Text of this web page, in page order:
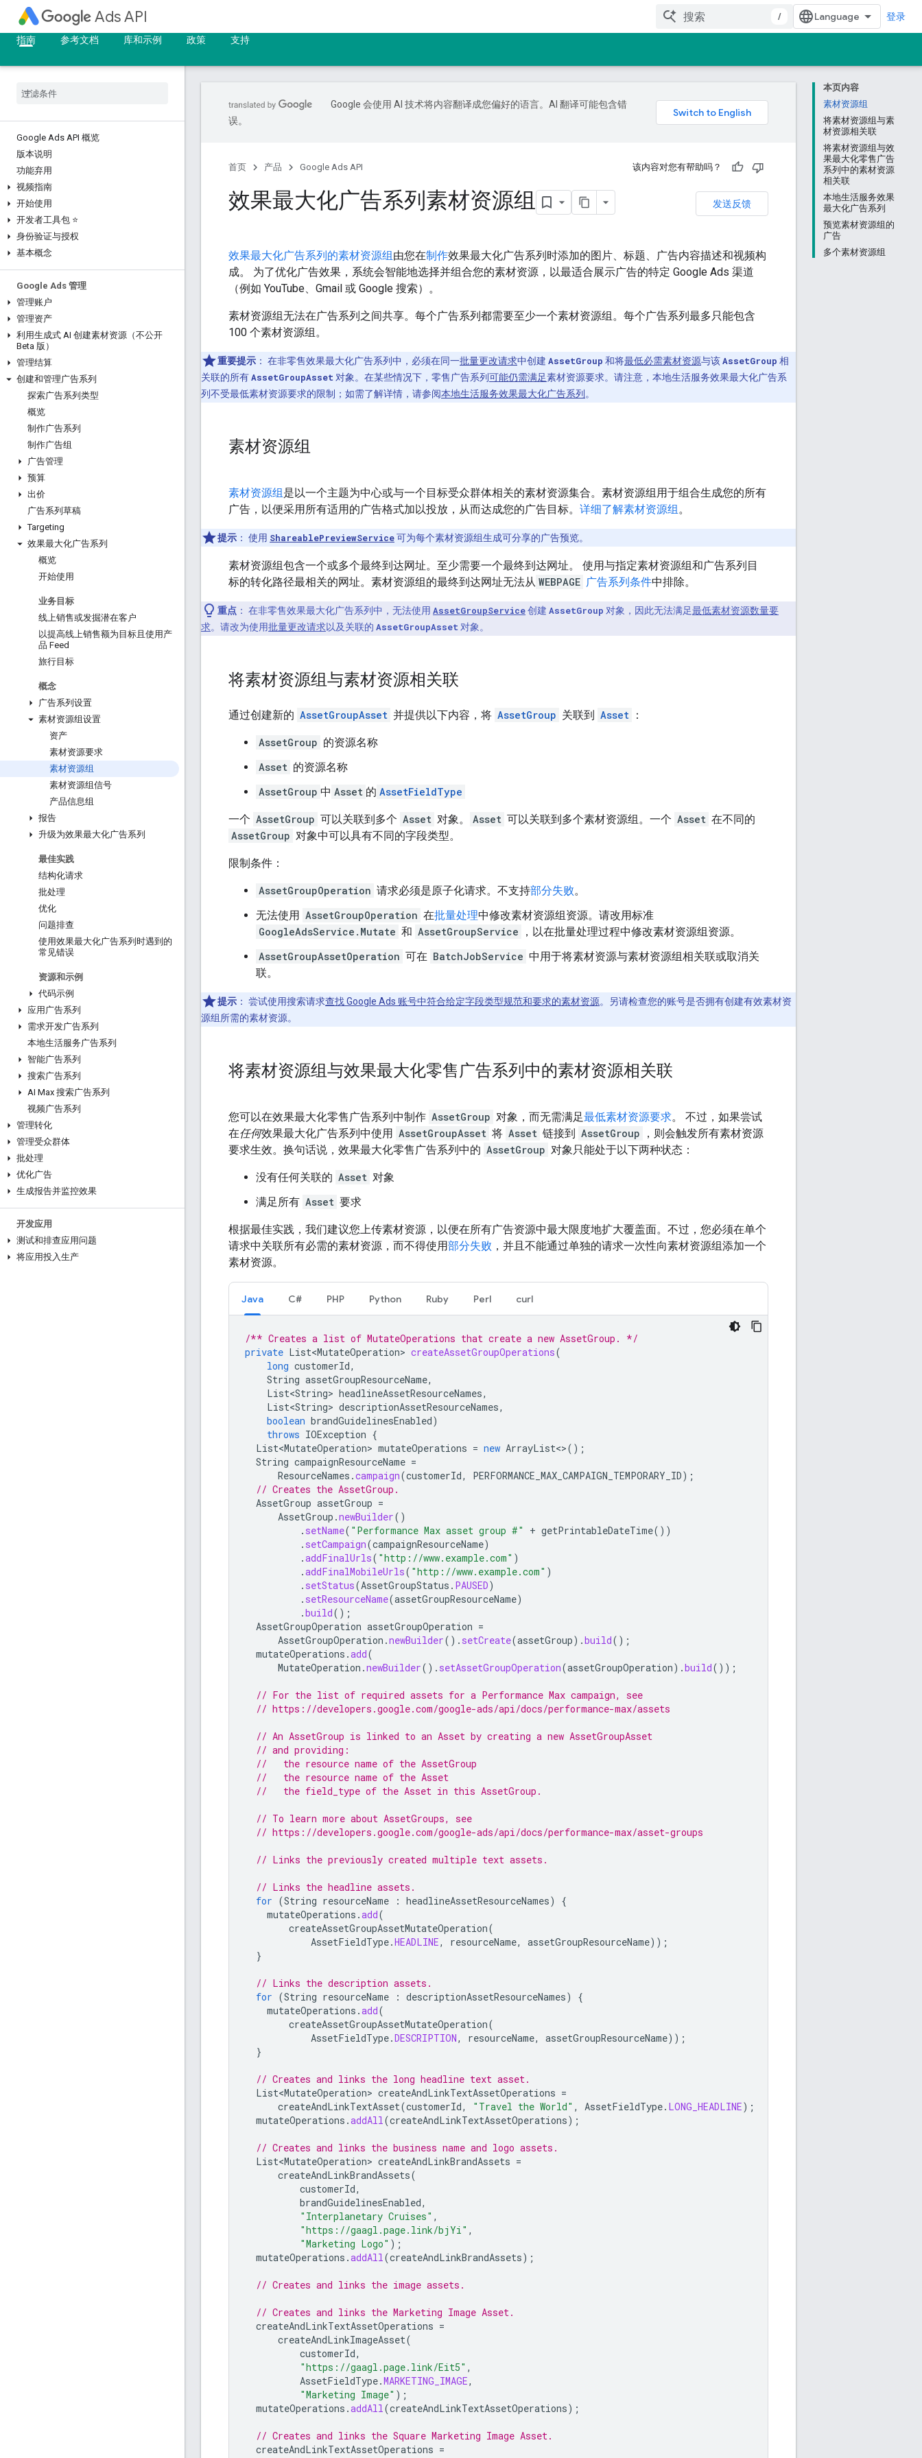
Ads API / 登录
指南 参考文档 库和示例 政策 支持
Google Ads API 概览
版本说明
功能弃用
视频指南
开始使用
开发者工具包 ⭐
身份验证与授权
基本概念
Google Ads 管理
管理账户
管理资产
利用生成式 AI 创建素材资源（不公开
Beta 版）
管理结算
创建和管理广告系列
探索广告系列类型
概览
制作广告系列
制作广告组
广告管理
预算
出价
广告系列草稿
Targeting
效果最大化广告系列
概览
开始使用
业务目标
线上销售或发掘潜在客户
以提高线上销售额为目标且使用产
品 Feed
旅行目标
概念
广告系列设置
素材资源组设置
资产
素材资源要求
素材资源组
素材资源组信号
产品信息组
报告
升级为效果最大化广告系列
最佳实践
结构化请求
批处理
优化
问题排查
使用效果最大化广告系列时遇到的
常见错误
资源和示例
代码示例
应用广告系列
需求开发广告系列
本地生活服务广告系列
智能广告系列
搜索广告系列
AI Max 搜索广告系列
视频广告系列
管理转化
管理受众群体
批处理
优化广告
生成报告并监控效果
开发应用
测试和排查应用问题
将应用投入生产
本页内容
素材资源组
将素材资源组与素
材资源相关联
将素材资源组与效
果最大化零售广告
系列中的素材资源
相关联
本地生活服务效果
最大化广告系列
预览素材资源组的
广告
多个素材资源组
Google 会使用 AI 技术将内容翻译成您偏好的语言。AI 翻译可能包含错
误。
首页 产品 Google Ads API 该内容对您有帮助吗？
发送反馈
效果最大化广告系列素材资源组
效果最大化广告系列的素材资源组由您在制作效果最大化广告系列时添加的图片、标题、广告内容描述和视频构
成。 为了优化广告效果，系统会智能地选择并组合您的素材资源，以最适合展示广告的特定 Google Ads 渠道
（例如 YouTube、Gmail 或 Google 搜索）。
素材资源组无法在广告系列之间共享。每个广告系列都需要至少一个素材资源组。每个广告系列最多只能包含
100 个素材资源组。
重要提示 ： 在非零售效果最大化广告系列中，必须在同一批量更改请求中创建 AssetGroup 和将最低必需素材资源与该AssetGroup 相
关联的所有AssetGroupAsset 对象。在某些情况下，零售广告系列可能仍需满足素材资源要求。请注意，本地生活服务效果最大化广告系
列不受最低素材资源要求的限制；如需了解详情，请参阅本地生活服务效果最大化广告系列 。
素材资源组
素材资源组是以一个主题为中心或与一个目标受众群体相关的素材资源集合。素材资源组用于组合生成您的所有
广告，以便采用所有适用的广告格式加以投放，从而达成您的广告目标。 详细了解素材资源组。
提示 ： 使用 ShareablePreviewService可为每个素材资源组生成可分享的广告预览。
素材资源组包含一个或多个最终到达网址。至少需要一个最终到达网址。 使用与指定素材资源组和广告系列目
标的转化路径最相关的网址。素材资源组的最终到达网址无法从 WEBPAGE 广告系列条件中排除。
重点 ： 在非零售效果最大化广告系列中，无法使用 AssetGroupService创建 AssetGroup 对象，因此无法满足最低素材资源数量要
求。请改为使用批量更改请求以及关联的 AssetGroupAsset 对象。
将素材资源组与素材资源相关联
通过创建新的 AssetGroupAsset 并提供以下内容，将 AssetGroup 关联到 Asset ：
AssetGroup 的资源名称
Asset 的资源名称
AssetGroup 中 Asset 的 AssetFieldType
一个 AssetGroup 可以关联到多个 Asset 对象。 Asset 可以关联到多个素材资源组。一个 Asset 在不同的
AssetGroup 对象中可以具有不同的字段类型。
限制条件：
AssetGroupOperation 请求必须是原子化请求。不支持部分失败。
无法使用 AssetGroupOperation 在批量处理中修改素材资源组资源。请改用标准
GoogleAdsService.Mutate 和 AssetGroupService
，以在批量处理过程中修改素材资源组资源。
AssetGroupAssetOperation 可在 BatchJobService 中用于将素材资源与素材资源组相关联或取消关
联。
提示 ： 尝试使用搜索请求查找 Google Ads 账号中符合给定字段类型规范和要求的素材资源。另请检查您的账号是否拥有创建有效素材资
源组所需的素材资源。
将素材资源组与效果最大化零售广告系列中的素材资源相关联
您可以在效果最大化零售广告系列中制作 AssetGroup 对象，而无需满足最低素材资源要求。 不过，如果尝试
在任何效果最大化广告系列中使用 AssetGroupAsset 将 Asset 链接到 AssetGroup
，则会触发所有素材资源
要求生效。换句话说，效果最大化零售广告系列中的 AssetGroup 对象只能处于以下两种状态：
没有任何关联的 Asset 对象
满足所有 Asset 要求
根据最佳实践，我们建议您上传素材资源，以便在所有广告资源中最大限度地扩大覆盖面。不过，您必须在单个
请求中关联所有必需的素材资源，而不得使用部分失败 ，并且不能通过单独的请求一次性向素材资源组添加一个
素材资源。
Java C# PHP Python Ruby Perl curl
/** Creates a list of MutateOperations that create a new AssetGroup. */
private List<MutateOperation> createAssetGroupOperations(
long customerId,
String assetGroupResourceName,
List<String> headlineAssetResourceNames,
List<String> descriptionAssetResourceNames,
boolean brandGuidelinesEnabled)
throws IOException {
List<MutateOperation> mutateOperations = new ArrayList<>();
String campaignResourceName =
ResourceNames .campaign(customerId, PERFORMANCE_MAX_CAMPAIGN_TEMPORARY_ID);
// Creates the AssetGroup.
AssetGroup assetGroup =
AssetGroup .newBuilder()
. setName( "Performance Max asset group #" + getPrintableDateTime())
. setCampaign(campaignResourceName)
.addFinalUrls( "http://www.example.com" )
.addFinalMobileUrls( "http://www.example.com" )
. setStatus(AssetGroupStatus . PAUSED)
. setResourceName(assetGroupResourceName)
.build();
AssetGroupOperation assetGroupOperation =
AssetGroupOperation .newBuilder(). setCreate(assetGroup).build();
mutateOperations .add(
MutateOperation .newBuilder(). setAssetGroupOperation(assetGroupOperation).build());
// For the list of required assets for a Performance Max campaign, see
// https://developers.google.com/google-ads/api/docs/performance-max/assets
// An AssetGroup is linked to an Asset by creating a new AssetGroupAsset
// and providing:
//   the resource name of the AssetGroup
//   the resource name of the Asset
//   the field_type of the Asset in this AssetGroup.
// To learn more about AssetGroups, see
// https://developers.google.com/google-ads/api/docs/performance-max/asset-groups
// Links the previously created multiple text assets.
// Links the headline assets.
for (String resourceName : headlineAssetResourceNames)
{
mutateOperations .add(
createAssetGroupAssetMutateOperation(
AssetFieldType.HEADLINE, resourceName, assetGroupResourceName));
}
// Links the description assets.
for (String resourceName : descriptionAssetResourceNames)
{
mutateOperations .add(
createAssetGroupAssetMutateOperation(
AssetFieldType.DESCRIPTION, resourceName, assetGroupResourceName));
}
// Creates and links the long headline text asset.
List<MutateOperation> createAndLinkTextAssetOperations =
createAndLinkTextAsset(customerId, "Travel the World" , AssetFieldType. LONG_HEADLINE);
mutateOperations .addAll(createAndLinkTextAssetOperations);
// Creates and links the business name and logo assets.
List<MutateOperation> createAndLinkBrandAssets =
createAndLinkBrandAssets(
customerId,
brandGuidelinesEnabled,
"Interplanetary Cruises" ,
"https://gaagl.page.link/bjYi" ,
"Marketing Logo" );
mutateOperations .addAll(createAndLinkBrandAssets);
// Creates and links the image assets.
// Creates and links the Marketing Image Asset.
createAndLinkTextAssetOperations =
createAndLinkImageAsset(
customerId,
"https://gaagl.page.link/Eit5" ,
AssetFieldType.MARKETING_IMAGE,
"Marketing Image" );
mutateOperations .addAll(createAndLinkTextAssetOperations);
// Creates and links the Square Marketing Image Asset.
createAndLinkTextAssetOperations =